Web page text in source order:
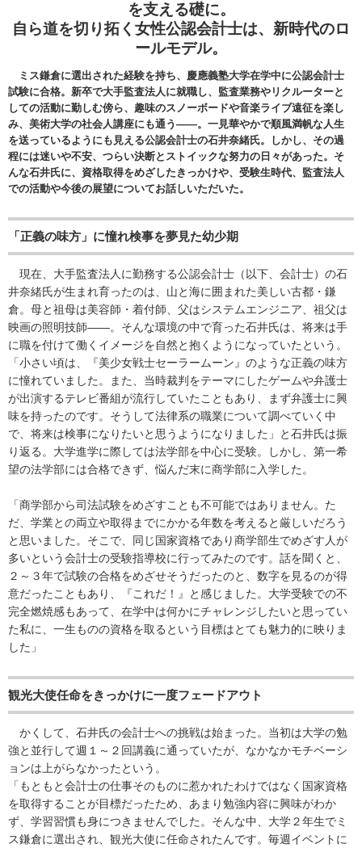
を支える礎に。
自ら道を切り拓く女性公認会計士は、新時代のロ
ールモデル。
ミス鎌倉に選出された経験を持ち、慶應義塾大学在学中に公認会計士
試験に合格。新卒で大手監査法人に就職し、監査業務やリクルーターと
しての活動に勤しむ傍ら、趣味のスノーボードや音楽ライブ遠征を楽し
み、美術大学の社会人講座にも通う――。一見華やかで順風満帆な人生
を送っているようにも見える公認会計士の石井奈緒氏。しかし、その過
程には迷いや不安、つらい決断とストイックな努力の日々があった。そ
んな石井氏に、資格取得をめざしたきっかけや、受験生時代、監査法人
での活動や今後の展望についてお話しいただいた。
「正義の味方」に憧れ検事を夢見た幼少期
現在、大手監査法人に勤務する公認会計士（以下、会計士）の石
井奈緒氏が生まれ育ったのは、山と海に囲まれた美しい古都・鎌
倉。母と祖母は美容師・着付師、父はシステムエンジニア、祖父は
映画の照明技師――。そんな環境の中で育った石井氏は、将来は手
に職を付けて働くイメージを自然と抱くようになっていたという。
「小さい頃は、『美少女戦士セーラームーン』のような正義の味方
に憧れていました。また、当時裁判をテーマにしたゲームや弁護士
が出演するテレビ番組が流行していたこともあり、まず弁護士に興
味を持ったのです。そうして法律系の職業について調べていく中
で、将来は検事になりたいと思うようになりました」と石井氏は振
り返る。大学進学に際しては法学部を中心に受験。しかし、第一希
望の法学部には合格できず、悩んだ末に商学部に入学した。
「商学部から司法試験をめざすことも不可能ではありません。た
だ、学業との両立や取得までにかかる年数を考えると厳しいだろう
と思いました。そこで、同じ国家資格であり商学部生でめざす人が
多いという会計士の受験指導校に行ってみたのです。話を聞くと、
２～３年で試験の合格をめざせそうだったのと、数字を見るのが得
意だったこともあり、『これだ！』と感じました。大学受験での不
完全燃焼感もあって、在学中は何かにチャレンジしたいと思ってい
た私に、一生ものの資格を取るという目標はとても魅力的に映りま
した」
観光大使任命をきっかけに一度フェードアウト
かくして、石井氏の会計士への挑戦は始まった。当初は大学の勉
強と並行して週１～２回講義に通っていたが、なかなかモチベーシ
ョンは上がらなかったという。
「もともと会計士の仕事そのものに惹かれたわけではなく国家資格
を取得することが目標だったため、あまり勉強内容に興味がわか
ず、学習習慣も身につきませんでした。そんな中、大学２年生でミ
ス鎌倉に選出され、観光大使に任命されたんです。毎週イベントに